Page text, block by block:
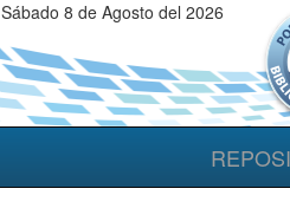
Sábado 8 de Agosto del 2026